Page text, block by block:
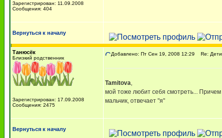
Зарегистрирован: 11.09.2008
Сообщения: 404
Вернуться к началу
Танюсёк
Близкий родственник
Зарегистрирован: 17.09.2008
Сообщения: 2475
Добавлено: Пт Сен 19, 2008 12:29 Re:
Tamitova,
мой тоже любит себя смотреть... Причем
мальчик, отвечает "я"
Вернуться к началу